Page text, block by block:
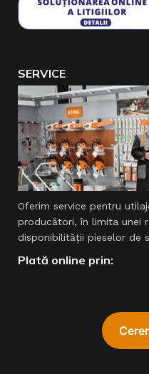
SERVICE
Oferim service pentru
producători, în limita unei
disponibilităţii pieselor de
Plată online prin: